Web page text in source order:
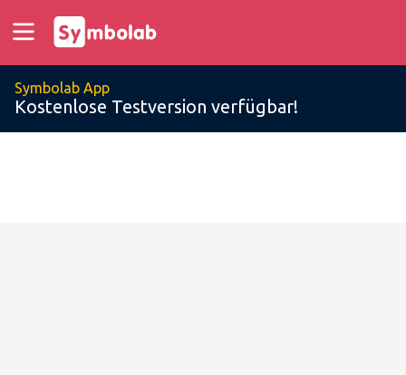
Symbolab App
Kostenlose Testversion verfügbar!